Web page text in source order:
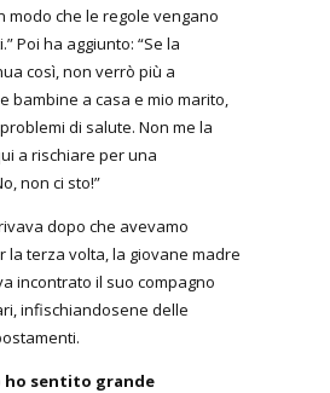
modo che le regole vengano
Poi ha aggiunto: “Se la
così, non verrò più a
bambine a casa e mio marito,
di salute. Non me la
a rischiare per una
non ci sto!”
dopo che avevamo
la terza volta, la giovane madre
incontrato il suo compagno
infischiandosene delle
ho sentito grande